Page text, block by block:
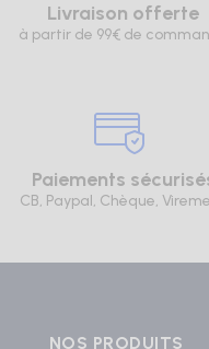
Livraison offerte
à partir de 99€ de
Paiements
CB, Paypal, Chèque,
NOS PRODUITS